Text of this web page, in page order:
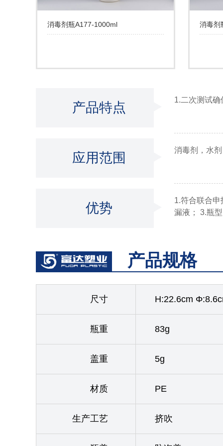
消毒剂瓶A177-1000ml 消毒剂
产品特点
1.二次测试
应用范围
消毒剂，水剂
优势
1.符合联合
漏液； 3.瓶
产品规格
尺寸 H:22.6cm
瓶重 83g
盖重 5g
材质 PE
生产工艺 挤吹